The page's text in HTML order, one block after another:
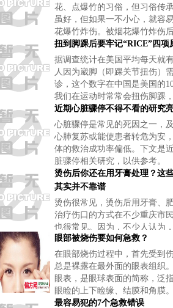
花、点爆竹的习俗，但习俗传
虽好，但如果一不小心，就容
花爆竹炸伤。被烟花爆竹炸伤
么处理？下面，由外科专家为大
析一下。
扭到脚踝后要牢记“RICE”四项
据调查统计在美国平均每天就
人因为崴脚（即踝关节扭伤）
诊，这个数字在中国是美国的10
我们在运动时常常会扭伤脚踝
太平整的道路上行走时，也常常
到由于穿着高跟鞋或厚底鞋而
踝关
近期心脏骤停不得不看的研究
心脏骤停是常见的死因之一，
心肺复苏或能使患者转危为安
体的救治成功率偏低。下文是
脏骤停相关研究，以供参考。
烫伤后你还在用牙膏处理？这
其实并不靠谱
烫伤很常见，烫伤后用牙膏、
治疗伤口的方式在不少重庆市
也很常见。因为，不少人认为
可以使烫伤部位降温，可以缓解
的程度。
眼部被烧伤要如何急救？
在眼部烧伤过程中，首先受到
总是裸露在最外面的眼表组织
眼表，是眼球表面的简称，泛
眼睑的上下睑缘、结膜和角膜
对人至关重要。
最容易犯的7个急救错误